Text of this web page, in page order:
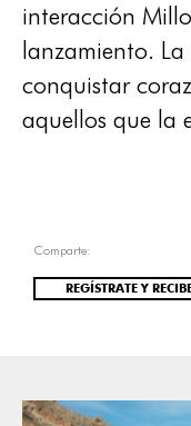
interacción
lanzamiento.
conquistar
aquellos que la
Comparte:
REGÍSTRATE Y